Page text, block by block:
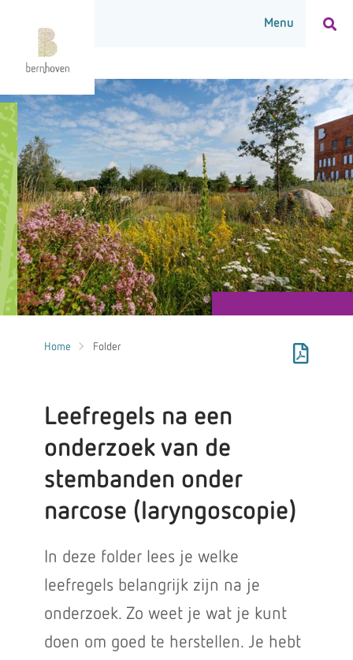
Home Folder
Leefregels na een
onderzoek van de
stembanden onder
narcose (laryngoscopie)
In deze folder lees je welke
leefregels belangrijk zijn na je
onderzoek. Zo weet je wat je kunt
doen om goed te herstellen. Je hebt